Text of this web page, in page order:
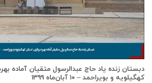
دبستان زنده ياد حاج عبدالرسول متقيان آماده
كهگيلويه و بويراحمد – ۱۰ آبان‌ماه ۱۳۹۹